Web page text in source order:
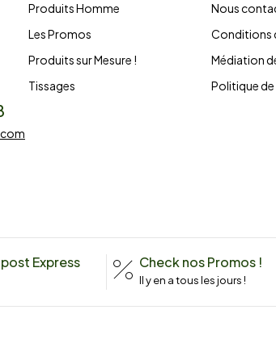
Produits Homme
Les Promos
Produits sur Mesure !
Tissages
Nous
Conditions
Médiation
Politique
Express Check nos Promos !
Il y en a tous les jours !